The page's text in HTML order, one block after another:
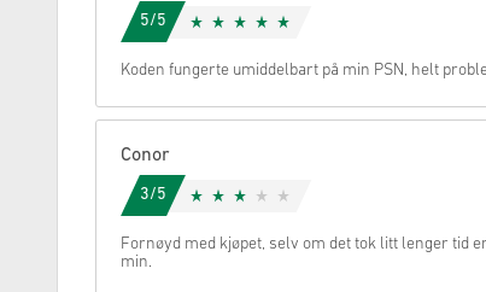
Avbryt
5/5
Koden fungerte umiddelbart på min PSN, helt
Conor
3/5
Fornøyd med kjøpet, selv om det tok litt lenger tid
min.